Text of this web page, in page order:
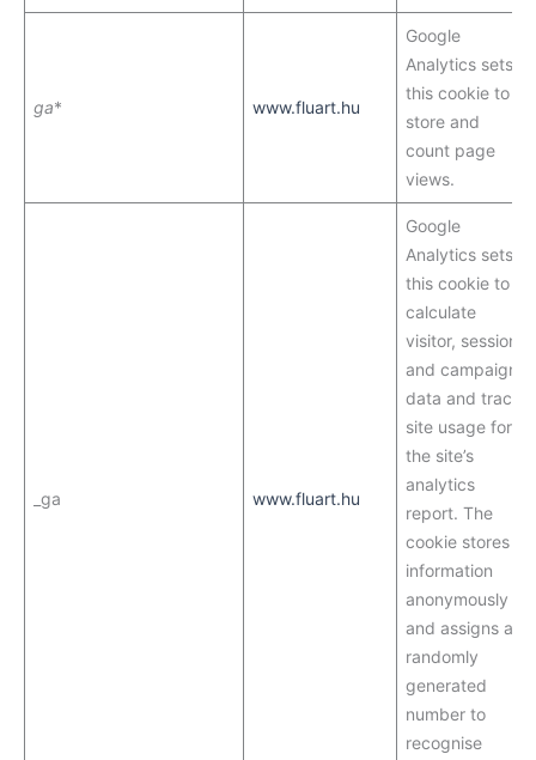
ga* www.fluart.hu
Google
Analytics sets
this cookie to
store and
count page
views.
_ga www.fluart.hu
Google
Analytics sets
this cookie to
calculate
visitor, session
and campaign
data and track
site usage for
the site’s
analytics
report. The
cookie stores
information
anonymously
and assigns a
randomly
generated
number to
recognise